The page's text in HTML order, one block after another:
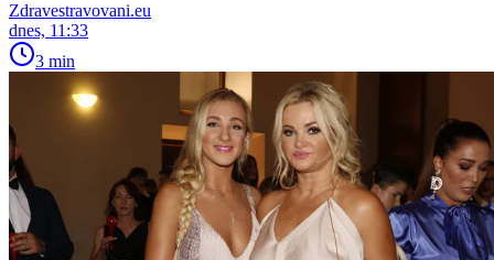
Zdravestravovani.eu
dnes, 11:33
3 min